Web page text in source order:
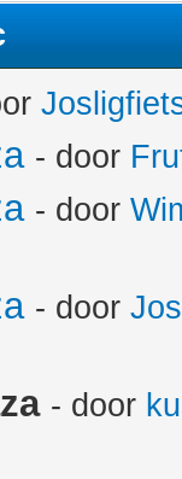
- door
- door
- door
- door